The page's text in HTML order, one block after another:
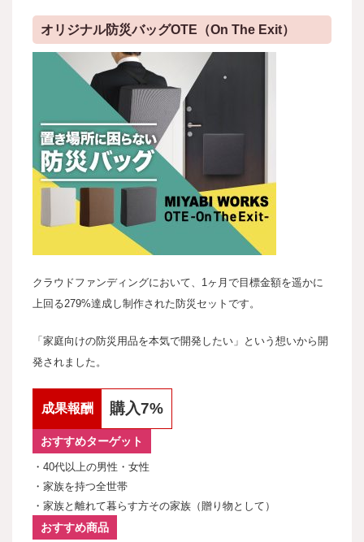
オリジナル防災バッグOTE（On The Exit）
クラウドファンディングにおいて、1ヶ月で目標金額を遥かに
上回る279%達成し制作された防災セットです。
「家庭向けの防災用品を本気で開発したい」という想いから開
発されました。
成果報酬 購入7%
おすすめターゲット
・40代以上の男性・女性
・家族を持つ全世帯
・家族と離れて暮らす方その家族（贈り物として）
おすすめ商品